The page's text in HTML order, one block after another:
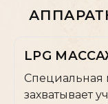
LPG
Специальная
захватывает
+7